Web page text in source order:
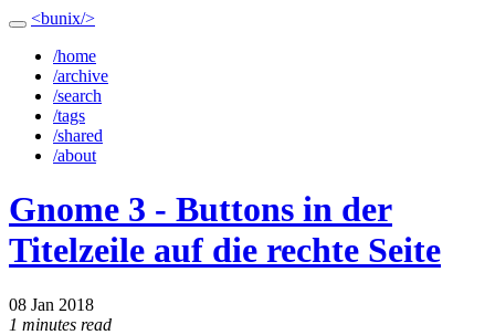
<bunix/>
/home
/archive
/search
/tags
/shared
/about
Gnome 3 - Buttons in der
Titelzeile auf die rechte Seite
08 Jan 2018
1 minutes read